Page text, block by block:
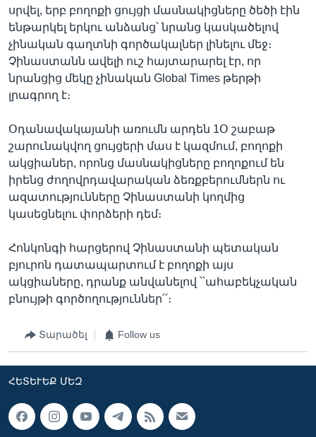
սրվել, երբ բողոքի ցույցի մասնակիցները ծեծի էին
ենթարկել երկու անձանց՝ նրանց կասկածելով
չինական գաղտնի գործակալներ լինելու մեջ։
Չինաստանն ավելի ուշ հայտարարել էր, որ
նրանցից մեկը չինական Global Times թերթի
լրագրող է։
Օդանավակայանի առումն արդեն 1Օ շաբաթ
շարունակվող ցույցերի մաս է կազմում, բողոքի
ակցիաներ, որոնց մասնակիցները բողոքում են
իրենց ժողովրդավարական ձեռքբերումներն ու
ազատությունները Չինաստանի կողմից
կասեցնելու փորձերի դեմ։
Հոնկոնգի հարցերով Չինաստանի պետական
բյուրոն դատապարտում է բողոքի այս
ակցիաները, դրանք անվանելով ՝՝ահաբեկչական
բնույթի գործողություններ՛՛։
Տարածել Follow us
ՀԵՏԵՒԵՔ ՄԵԶ